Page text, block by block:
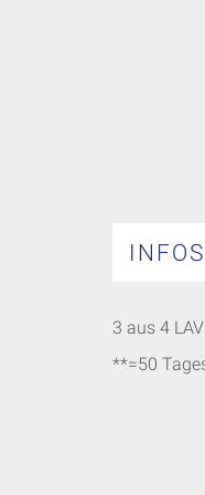
INFOS
3 aus 4
**=50